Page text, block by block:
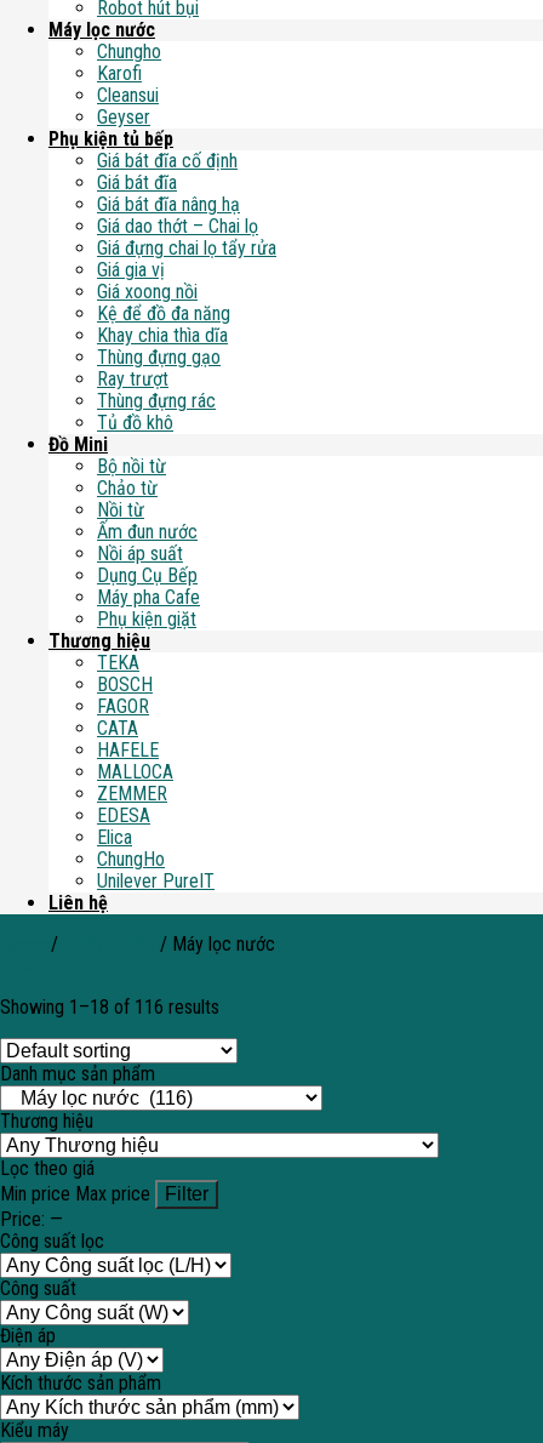
Robot hút bụi
Máy lọc nước
Chungho
Karofi
Cleansui
Geyser
Phụ kiện tủ bếp
Giá bát đĩa cố định
Giá bát đĩa
Giá bát đĩa nâng hạ
Giá dao thớt – Chai lọ
Giá đựng chai lọ tẩy rửa
Giá gia vị
Giá xoong nồi
Kệ để đồ đa năng
Khay chia thìa dĩa
Thùng đựng gạo
Ray trượt
Thùng đựng rác
Tủ đồ khô
Đồ Mini
Bộ nồi từ
Chảo từ
Nồi từ
Ấm đun nước
Nồi áp suất
Dụng Cụ Bếp
Máy pha Cafe
Phụ kiện giặt
Thương hiệu
TEKA
BOSCH
FAGOR
CATA
HAFELE
MALLOCA
ZEMMER
EDESA
Elica
ChungHo
Unilever PureIT
Liên hệ
/ / Máy lọc nước
Showing 1–18 of 116 results
Danh mục sản phẩm
Thương hiệu
Lọc theo giá
Min price Max price Filter
Price: —
Công suất lọc
Công suất
Điện áp
Kích thước sản phẩm
Kiểu máy